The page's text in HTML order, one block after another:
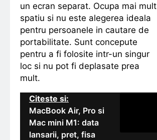
un ecran separat. Ocupa mai mult
spatiu si nu este alegerea ideala
pentru persoanele in cautare de
portabilitate. Sunt concepute
pentru a fi folosite intr-un singur
loc si nu pot fi deplasate prea
mult.
Citeste si:
MacBook Air, Pro si
Mac mini M1: data
lansarii, pret, fisa